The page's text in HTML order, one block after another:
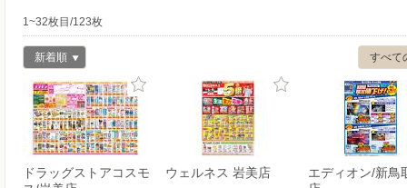
1~32枚目/123枚
すべて
新着順
ドラッグストアコスモ
ウェルネス 岩美店
エディオン/新鳥